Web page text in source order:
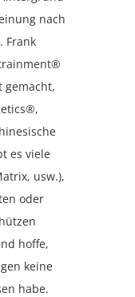
nach
Frank
gemacht,
es viele
usw.),
oder
hoffe,
keine
habe.